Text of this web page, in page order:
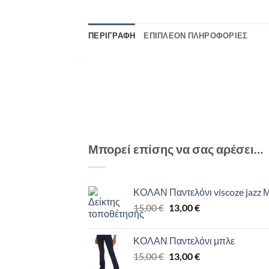
ΠΕΡΙΓΡΑΦΉ ΕΠΙΠΛΈΟΝ ΠΛΗΡΟΦΟΡΊΕΣ
Μπορεί επίσης να σας αρέσει…
ΚΟΛΑΝ Παντελόνι viscoze
15,00€ Original
15,00 €.
13,00€Η
είναι:
13,00 €.
ΚΟΛΑΝ Παντελόνι μπλε
15,00€ Original
13,00€Η